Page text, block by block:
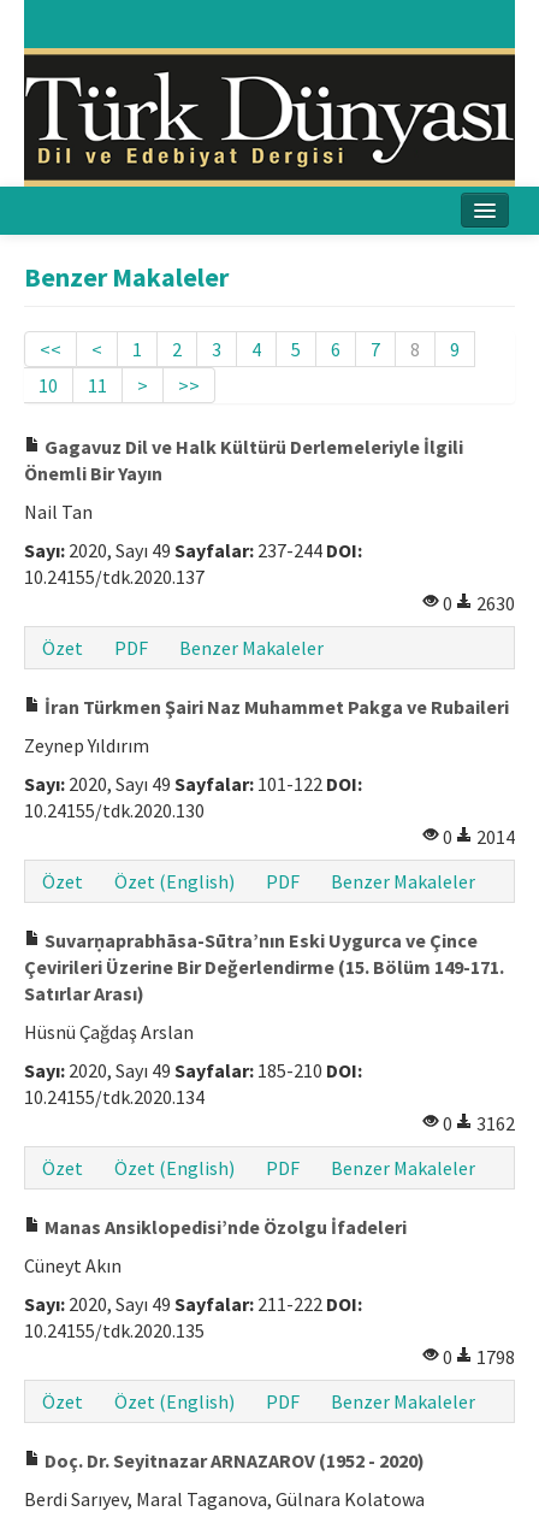
Yayın Kurulu
Yayın İlkeleri
Etik İlkeler
İletişim
Makale Gönder
ISSN: 1301-0077 · e-ISSN: 2651-5091
Benzer Makaleler
<< < 1 2 3 4 5 6 7 8
9
10
11 > >>
Gagavuz Dil ve Halk Kültürü Derlemeleriyle İlgili
Önemli Bir Yayın
Nail Tan
Sayı: 2020, Sayı 49 Sayfalar: 237-244 DOI:
10.24155/tdk.2020.137
0
2630
Özet
PDF Benzer Makaleler
İran Türkmen Şairi Naz Muhammet Pakga ve Rubaileri
Zeynep Yıldırım
Sayı: 2020, Sayı 49 Sayfalar: 101-122 DOI:
10.24155/tdk.2020.130
0
2014
Özet
Özet (English) PDF Benzer Makaleler
Suvarṇaprabhāsa-Sūtra’nın Eski Uygurca ve Çince
Çevirileri Üzerine Bir Değerlendirme (15. Bölüm 149-171.
Satırlar Arası)
Hüsnü Çağdaş Arslan
Sayı: 2020, Sayı 49 Sayfalar: 185-210 DOI:
10.24155/tdk.2020.134
0
3162
Özet
Özet (English) PDF Benzer Makaleler
Manas Ansiklopedisi’nde Özolgu İfadeleri
Cüneyt Akın
Sayı: 2020, Sayı 49 Sayfalar: 211-222 DOI:
10.24155/tdk.2020.135
0
1798
Özet
Özet (English) PDF Benzer Makaleler
Doç. Dr. Seyitnazar ARNAZAROV (1952 - 2020)
Berdi Sarıyev, Maral Taganova, Gülnara Kolatowa